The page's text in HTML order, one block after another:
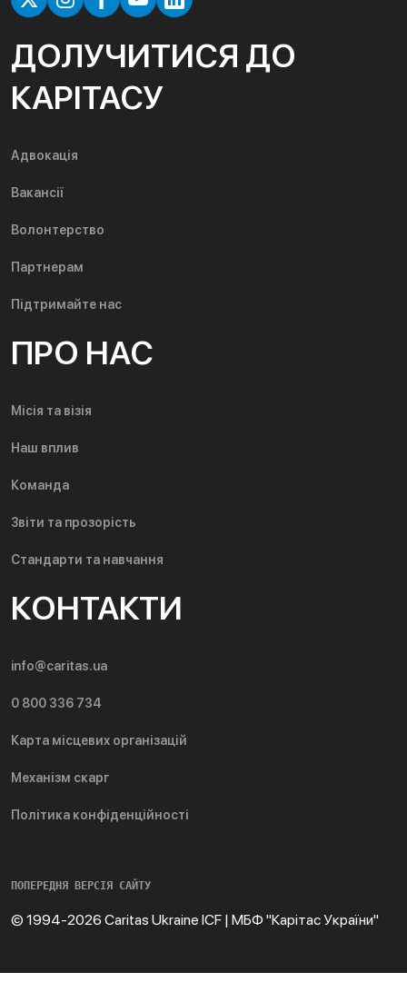
ДОЛУЧИТИСЯ ДО
КАРІТАСУ
Адвокація
Вакансії
Волонтерство
Партнерам
Підтримайте нас
ПРО НАС
Місія та візія
Наш вплив
Команда
Звіти та прозорість
Стандарти та навчання
КОНТАКТИ
info@caritas.ua
0 800 336 734
Карта місцевих організацій
Механізм скарг
Політика конфіденційності
ПОПЕРЕДНЯ ВЕРСІЯ САЙТУ
© 1994-2026 Caritas Ukraine ICF | МБФ "Карітас України"